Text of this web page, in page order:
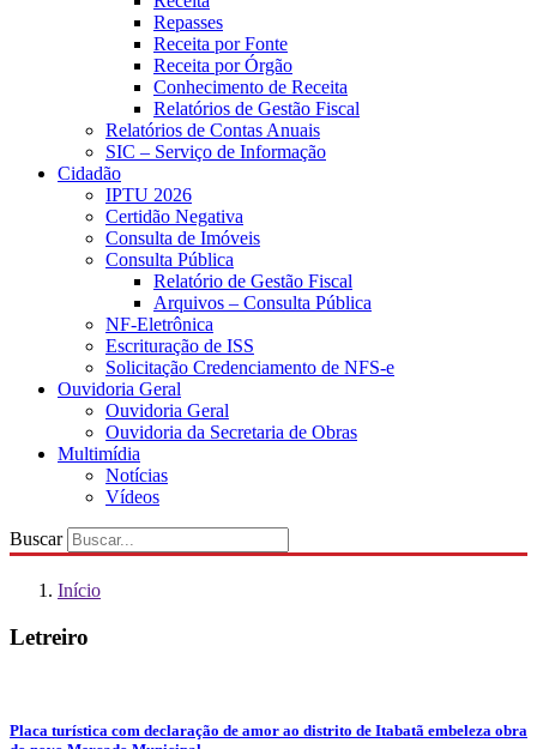
Repasses
Receita por Fonte
Receita por Órgão
Conhecimento de Receita
Relatórios de Gestão Fiscal
Relatórios de Contas Anuais
SIC – Serviço de Informação
Cidadão
IPTU 2026
Certidão Negativa
Consulta de Imóveis
Consulta Pública
Relatório de Gestão Fiscal
Arquivos – Consulta Pública
NF-Eletrônica
Escrituração de ISS
Solicitação Credenciamento de NFS-e
Ouvidoria Geral
Ouvidoria Geral
Ouvidoria da Secretaria de Obras
Multimídia
Notícias
Vídeos
Buscar
Início
Letreiro
Placa turística com declaração de amor ao distrito de Itabatã embeleza obra